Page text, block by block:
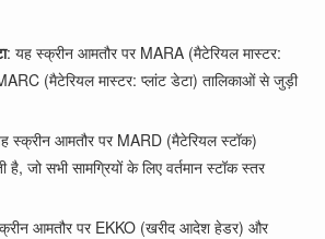
: यह स्क्रीन आमतौर पर MARA (मैटेरियल मास्टर:
(मैटेरियल मास्टर: प्लांट डेटा) तालिकाओं से जुड़ी
स्क्रीन आमतौर पर MARD (मैटेरियल स्टॉक)
है, जो सभी सामग्रियों के लिए वर्तमान स्टॉक स्तर
आमतौर पर EKKO (खरीद आदेश हेडर) और